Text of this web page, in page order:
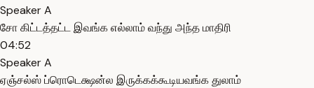
Speaker A
சோ கிட்டத்தட்ட இவங்க எல்லாம் வந்து அந்த மாதிரி
04:52
Speaker A
ஏஞ்சல்ஸ் ப்ரொடெக்ஷன்ல இருக்கக்கூடியவங்க துலாம்